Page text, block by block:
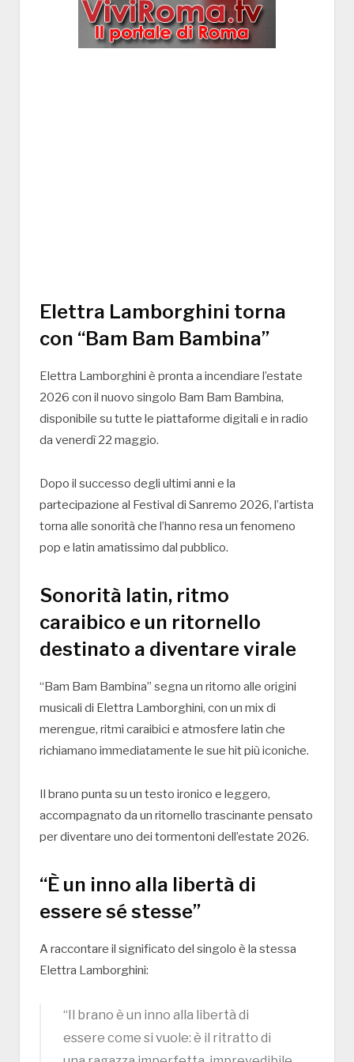
Elettra Lamborghini torna
con “Bam Bam Bambina”
Elettra Lamborghini è pronta a incendiare l’estate
2026 con il nuovo singolo Bam Bam Bambina,
disponibile su tutte le piattaforme digitali e in radio
da venerdì 22 maggio.
Dopo il successo degli ultimi anni e la
partecipazione al Festival di Sanremo 2026, l’artista
torna alle sonorità che l’hanno resa un fenomeno
pop e latin amatissimo dal pubblico.
Sonorità latin, ritmo
caraibico e un ritornello
destinato a diventare virale
“Bam Bam Bambina” segna un ritorno alle origini
musicali di Elettra Lamborghini, con un mix di
merengue, ritmi caraibici e atmosfere latin che
richiamano immediatamente le sue hit più iconiche.
Il brano punta su un testo ironico e leggero,
accompagnato da un ritornello trascinante pensato
per diventare uno dei tormentoni dell’estate 2026.
“È un inno alla libertà di
essere sé stesse”
A raccontare il significato del singolo è la stessa
Elettra Lamborghini:
“Il brano è un inno alla libertà di
essere come si vuole: è il ritratto di